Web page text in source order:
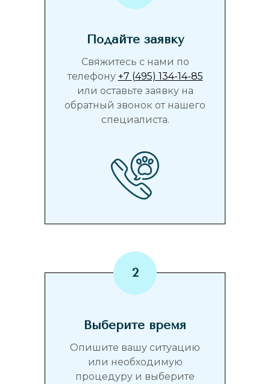
Подайте заявку
Свяжитесь с нами по
телефону +7 (495) 134-14-85
или оставьте заявку на
обратный звонок от нашего
специалиста.
Выберите время
Опишите вашу ситуацию
или необходимую
процедуру и выберите